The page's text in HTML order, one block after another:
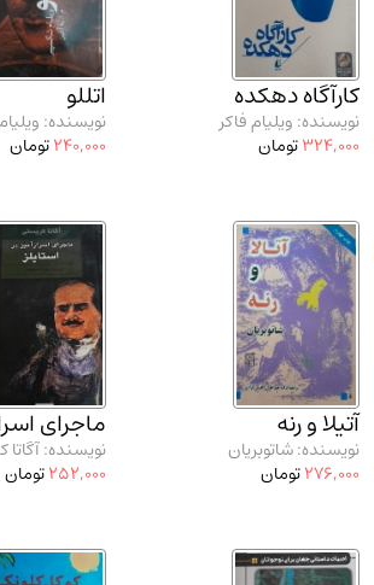
کارآگاه دهکده
نویسنده: ویلیام فاکر
324,000تومان
اتللو
نویسنده:
240,000تومان
آتیلا و رنه
نویسنده: شاتوبریان
276,000تومان
ماجرای
نویسنده:
252,000تومان